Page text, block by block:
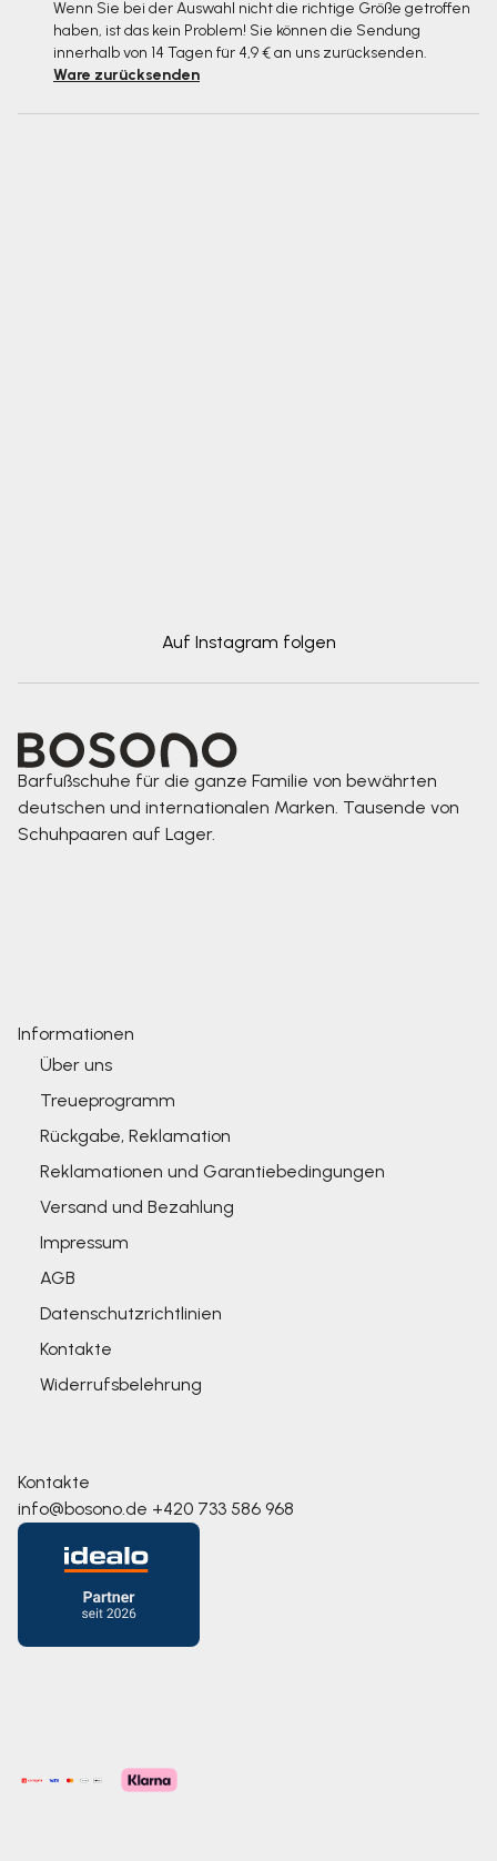
Wenn Sie bei der Auswahl nicht die richtige Größe getroffen
haben, ist das kein Problem! Sie können die Sendung
innerhalb von 14 Tagen für 4,9 € an uns zurücksenden.
Ware zurücksenden
Auf Instagram folgen
Barfußschuhe für die ganze Familie von bewährten
deutschen und internationalen Marken. Tausende von
Schuhpaaren auf Lager.
Informationen
Über uns
Treueprogramm
Rückgabe, Reklamation
Reklamationen und Garantiebedingungen
Versand und Bezahlung
Impressum
AGB
Datenschutzrichtlinien
Kontakte
Widerrufsbelehrung
Kontakte
info@bosono.de +420 733 586 968